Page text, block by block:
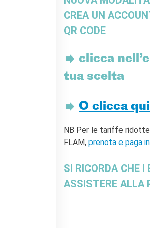
CREA UN
QR CODE
clicca
tua scelta
O clicca
NB Per le tariffe ridotte
FLAM, prenota e paga
SI RICORDA CHE
ASSISTERE ALLA